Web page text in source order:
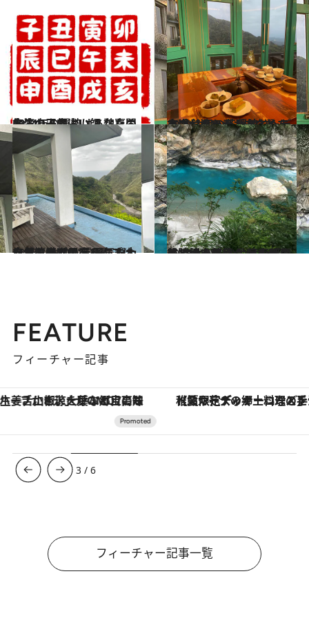
2024.1.1
台湾の人気占い師 魏嘉誾先生の干支占い あなたの2024年の運勢は？
旅＆お出かけ 2023.11.1
本場台湾でティータイムを楽しもう！ 現地コーディネーターがおすすめする 今注目の茶藝館3選
旅＆お出かけ
2023.10.1
今台湾でプチトリップに人気 レトロな雰囲気や大自然を満喫できる こだわりあふれる民宿4選
旅＆お出かけ 2023.9.1
美しい自然やグルメが満載 台北から少し足を延ばして行きたい 台湾東部の景勝地・花蓮
旅＆お出かけ
FEATURE
フィーチャー記事
【夏限定ディナーコース】旬を迎える稚鮎や花ズッキーニなどをイタリア・トスカーナの郷土料理の手法で満喫！ 【銀座で出合う最旬美容】美髪ケアや上質
3 /6
フィーチャー記事一覧